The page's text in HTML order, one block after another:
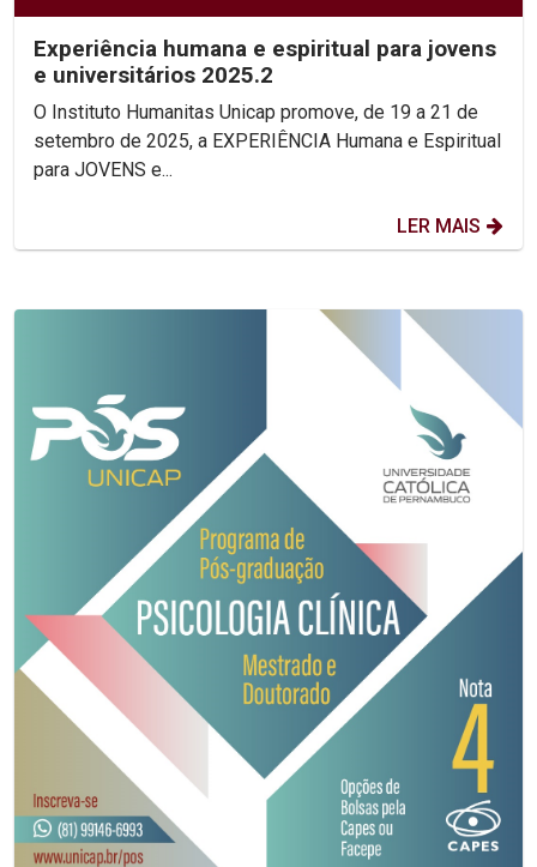
Experiência humana e espiritual para jovens
e universitários 2025.2
O Instituto Humanitas Unicap promove, de 19 a 21 de
setembro de 2025, a EXPERIÊNCIA Humana e Espiritual
para JOVENS e...
LER MAIS